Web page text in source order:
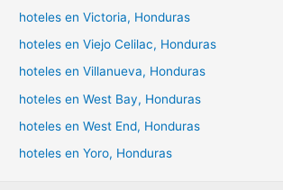
hoteles en Victoria, Honduras
hoteles en Viejo Celilac, Honduras
hoteles en Villanueva, Honduras
hoteles en West Bay, Honduras
hoteles en West End, Honduras
hoteles en Yoro, Honduras